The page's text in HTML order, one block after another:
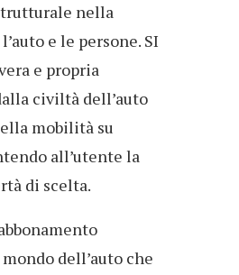
nella
e le persone. SI
e propria
civiltà dell’auto
mobilità su
all’utente la
di scelta.
dell’auto che